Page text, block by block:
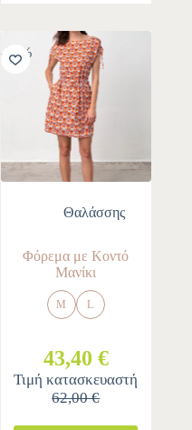
-30%
Θαλάσσης
Φόρεμα με Κοντό
Μανίκι
M L
43,40 €
Τιμή κατασκευαστή
62,00 €